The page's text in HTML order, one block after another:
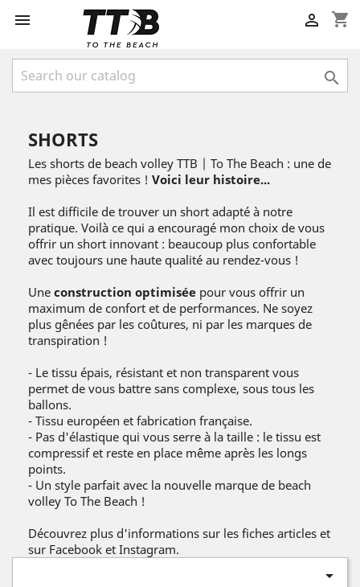
 shopping_cart


SHORTS
Les shorts de beach volley TTB | To The Beach : une de
mes pièces favorites ! Voici leur histoire...
Il est difficile de trouver un short adapté à notre
pratique. Voilà ce qui a encouragé mon choix de vous
offrir un short innovant : beaucoup plus confortable
avec toujours une haute qualité au rendez-vous !
Une construction optimisée pour vous offrir un
maximum de confort et de performances. Ne soyez
plus gênées par les coûtures, ni par les marques de
transpiration !
- Le tissu épais, résistant et non transparent vous
permet de vous battre sans complexe, sous tous les
ballons.
- Tissu européen et fabrication française.
- Pas d'élastique qui vous serre à la taille : le tissu est
compressif et reste en place même après les longs
points.
- Un style parfait avec la nouvelle marque de beach
volley To The Beach !
Découvrez plus d'informations sur les fiches articles et
sur Facebook et Instagram.
